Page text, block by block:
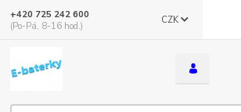
CZK
+420 725 242 600
(Po-Pá, 8-16 hod.)